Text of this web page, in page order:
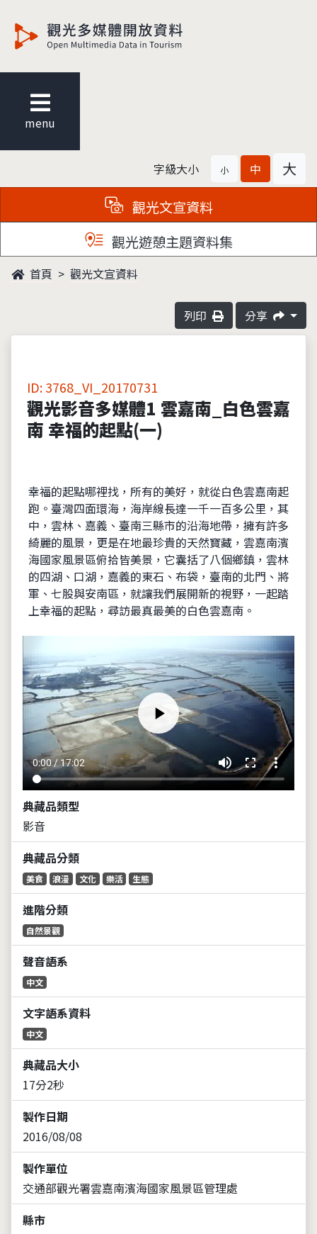
menu
字級大小 小 中 大
觀光文宣資料
觀光遊憩主題資料集
首頁 觀光文宣資料
列印 分享
ID: 3768_VI_20170731
觀光影音多媒體1 雲嘉南_白色雲嘉
南 幸福的起點(一)
幸福的起點哪裡找，所有的美好，就從白色雲嘉南起
跑。臺灣四面環海，海岸線長達一千一百多公里，其
中，雲林、嘉義、臺南三縣市的沿海地帶，擁有許多
綺麗的風景，更是在地最珍貴的天然寶藏，雲嘉南濱
海國家風景區俯拾皆美景，它囊括了八個鄉鎮，雲林
的四湖、口湖，嘉義的東石、布袋，臺南的北門、將
軍、七股與安南區，就讓我們展開新的視野，一起踏
上幸福的起點，尋訪最真最美的白色雲嘉南。
0:00 / 17:02 volume_up fullscreen more_vert
典藏品類型
影音
典藏品分類
美食 浪漫 文化 樂活 生態
進階分類
自然景觀
聲音語系
中文
文字語系資料
中文
典藏品大小
17分2秒
製作日期
2016/08/08
製作單位
交通部觀光署雲嘉南濱海國家風景區管理處
縣市